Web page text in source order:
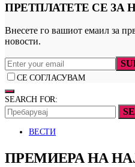
ПРЕТПЛАТЕТЕ СЕ ЗА
Внесете го вашиот емаил за
новости.
СЕ СОГЛАСУВАМ
SEARCH FOR:
ВЕСТИ
ПРЕМИЕРА НА